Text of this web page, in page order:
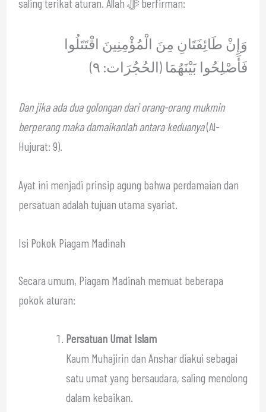
وَإِنْ طَائِفَتَانِ مِنَ الْمُؤْمِنِينَ اقْتَتَلُوا
فَأَصْلِحُوا بَيْنَهُمَا (الحُجُرَات: ٩)
Dan jika ada dua golongan dari orang-orang mukmin
berperang maka damaikanlah antara keduanya(Al-
Hujurat: 9).
Ayat ini menjadi prinsip agung bahwa perdamaian dan
persatuan adalah tujuan utama syariat.
Isi Pokok Piagam Madinah
Secara umum, Piagam Madinah memuat beberapa
pokok aturan:
Persatuan Umat Islam
Kaum Muhajirin dan Anshar diakui sebagai
satu umat yang bersaudara, saling menolong
dalam kebaikan.